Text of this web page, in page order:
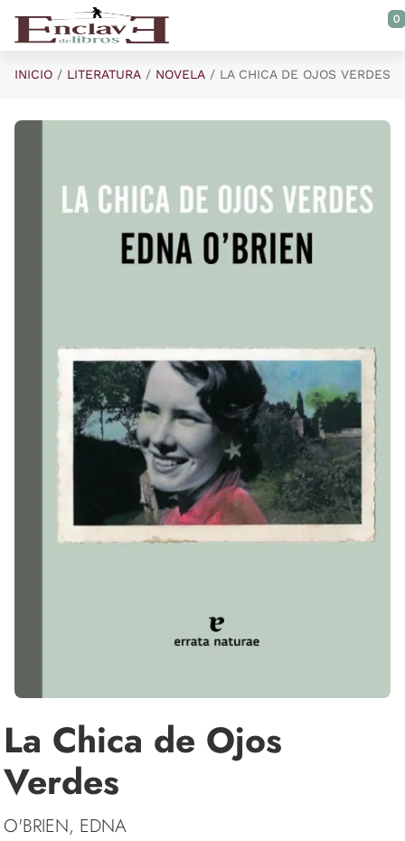
Saltar al contenido principal
0
INICIO LITERATURA NOVELA LA CHICA DE OJOS VERDES
La Chica de Ojos
Verdes
O'BRIEN, EDNA